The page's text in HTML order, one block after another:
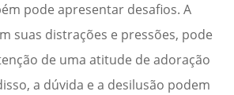
pode apresentar desafios. A
suas distrações e pressões, pode
de uma atitude de adoração
a dúvida e a desilusão podem